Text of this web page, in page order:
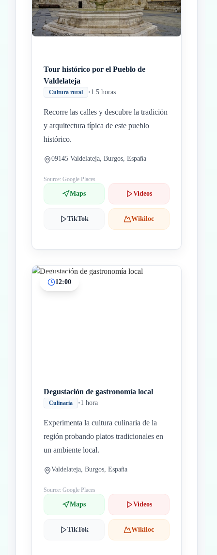
Tour histórico por el Pueblo de
Valdelateja
Cultura rural •1.5 horas
Recorre las calles y descubre la tradición
y arquitectura típica de este pueblo
histórico.
09145 Valdelateja, Burgos, España
Source: Google Places
Maps Videos
TikTok Wikiloc
12:00
Degustación de gastronomía local
Culinaria •1 hora
Experimenta la cultura culinaria de la
región probando platos tradicionales en
un ambiente local.
Valdelateja, Burgos, España
Source: Google Places
Maps Videos
TikTok Wikiloc